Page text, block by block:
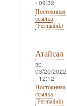
- 09:32
Постоянная
ссылка
(Permalink)
Атайсал
вс,
03/20/2022
- 12:12
Постоянная
ссылка
(Permalink)